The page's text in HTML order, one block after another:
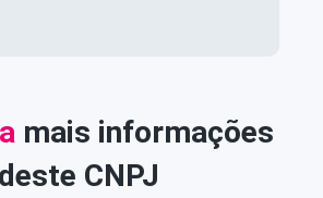
mais informações
deste CNPJ